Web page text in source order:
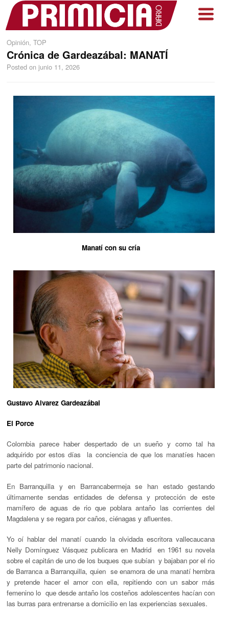
Opinión, TOP
Crónica de Gardeazábal: MANATÍ
Posted on junio 11, 2026
Manatí con su cría
Gustavo Alvarez Gardeazábal
El Porce
Colombia parece haber despertado de un sueño y como tal ha
adquirido por estos días la conciencia de que los manatíes hacen
parte del patrimonio nacional.
En Barranquilla y en Barrancabermeja se han estado gestando
últimamente sendas entidades de defensa y protección de este
mamífero de aguas de rio que poblara antaño las corrientes del
Magdalena y se regara por caños, ciénagas y afluentes.
Yo oí hablar del manatí cuando la olvidada escritora vallecaucana
Nelly Domínguez Vásquez publicara en Madrid en 1961 su novela
sobre el capitán de uno de los buques que subían y bajaban por el rio
de Barranca a Barranquilla, quien se enamora de una manatí hembra
y pretende hacer el amor con ella, repitiendo con un sabor más
femenino lo que desde antaño los costeños adolescentes hacían con
las burras para entrenarse a domicilio en las experiencias sexuales.